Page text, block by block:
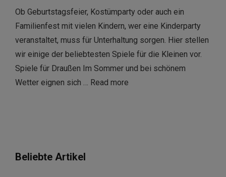
Ob Geburtstagsfeier, Kostümparty oder auch ein
Familienfest mit vielen Kindern, wer eine Kinderparty
veranstaltet, muss für Unterhaltung sorgen. Hier stellen
wir einige der beliebtesten Spiele für die Kleinen vor.
Spiele für Draußen Im Sommer und bei schönem
Wetter eignen sich … Read more
Beliebte Artikel